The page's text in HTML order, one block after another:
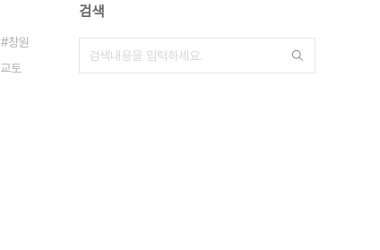
창원
교토
검색